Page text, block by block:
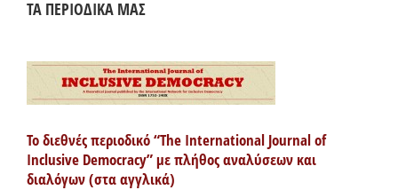
ΤΑ ΠΕΡΙΟΔΙΚΑ ΜΑΣ
Το διεθνές περιοδικό “The International Journal of
Inclusive Democracy” με πλήθος αναλύσεων και
διαλόγων (στα αγγλικά)